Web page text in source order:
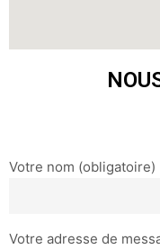
Votre nom (obligatoire)
Votre adresse de